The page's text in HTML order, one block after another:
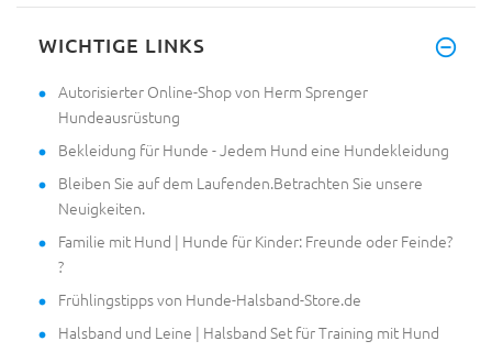
WICHTIGE LINKS
Autorisierter Online-Shop von Herm Sprenger
Hundeausrüstung
Bekleidung für Hunde - Jedem Hund eine Hundekleidung
Bleiben Sie auf dem Laufenden.Betrachten Sie unsere
Neuigkeiten.
Familie mit Hund | Hunde für Kinder: Freunde oder Feinde?
?
Frühlingstipps von Hunde-Halsband-Store.de
Halsband und Leine | Halsband Set für Training mit Hund